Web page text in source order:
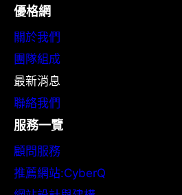
優格網
關於我們
團隊組成
最新消息
聯絡我們
服務一覽
顧問服務
推薦網站:CyberQ